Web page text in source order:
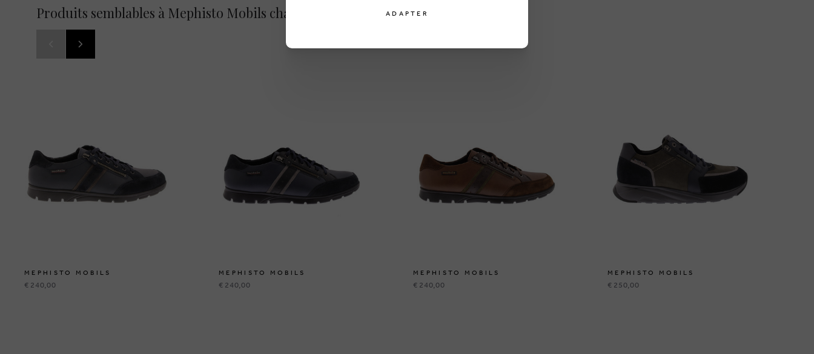
Produits semblables à Mephisto Mobils chaussures basses gris
MEPHISTO MOBILS
€ 240,00
MEPHISTO MOBILS
€ 240,00
MEPHISTO MOBILS
€ 240,00
MEPHISTO MOBILS
€ 250,00
ADAPTER